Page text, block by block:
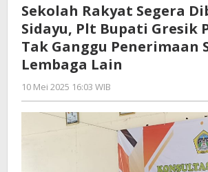
Dibangun
di
Sidayu,
Pastikan
Tak
Ganggu
Penerimaan
Siswa
Sekolah Rakyat Segera
Sidayu, Plt Bupati Gresik
Tak Ganggu Penerimaan
Lembaga Lain
10 Mei 2025 16:03 WIB
Faisal